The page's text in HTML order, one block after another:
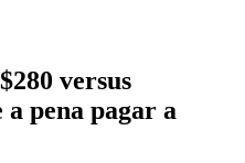
versus
a pena pagar a